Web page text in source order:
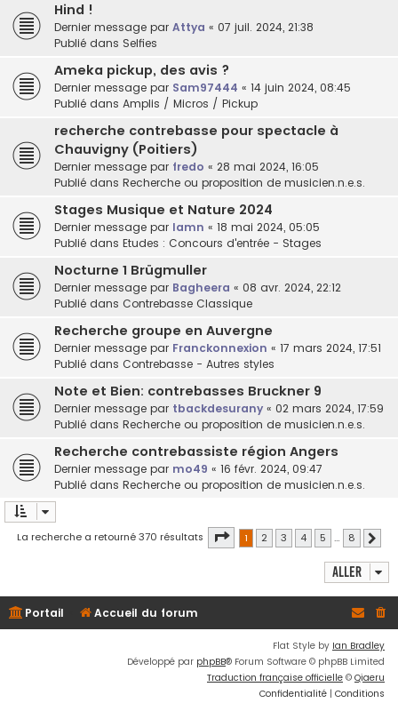
Hind !
Dernier message par Attya « 07 juil. 2024, 21:38
Publié dans Selfies
Ameka pickup, des avis ?
Dernier message par Sam97444 « 14 juin 2024, 08:45
Publié dans Amplis / Micros / Pickup
recherche contrebasse pour spectacle à
Chauvigny (Poitiers)
Dernier message par fredo « 28 mai 2024, 16:05
Publié dans Recherche ou proposition de musicien.n.e.s.
Stages Musique et Nature 2024
Dernier message par lamn « 18 mai 2024, 05:05
Publié dans Etudes : Concours d'entrée - Stages
Nocturne 1 Brügmuller
Dernier message par Bagheera « 08 avr. 2024, 22:12
Publié dans Contrebasse Classique
Recherche groupe en Auvergne
Dernier message par Franckonnexion « 17 mars 2024, 17:51
Publié dans Contrebasse - Autres styles
Note et Bien: contrebasses Bruckner 9
Dernier message par tbackdesurany « 02 mars 2024, 17:59
Publié dans Recherche ou proposition de musicien.n.e.s.
Recherche contrebassiste région Angers
Dernier message par mo49 « 16 févr. 2024, 09:47
Publié dans Recherche ou proposition de musicien.n.e.s.
La recherche a retourné 370 résultats Page 1sur8
1 2 3 4 5 … 8
Aller
Portail Accueil du forum
Flat Style by Ian Bradley
Développé par phpBB® Forum Software © phpBB Limited
Traduction française officielle © Qiaeru
Confidentialité | Conditions